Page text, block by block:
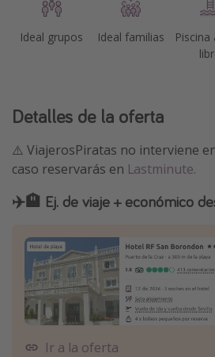
Ideal grupos Ideal familias
Piscina
Detalles de la oferta
⚠️ ViajerosPiratas no interviene
caso reservarás en Lastminute.
✈️🏨 Ej. de viaje + económico
Ir a la oferta